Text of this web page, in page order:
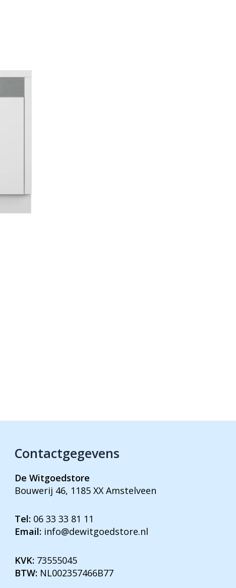
Contactgegevens
De Witgoedstore
Bouwerij 46, 1185 XX Amstelveen
Tel: 06 33 33 81 11
Email: info@dewitgoedstore.nl
KVK: 73555045
BTW: NL002357466B77